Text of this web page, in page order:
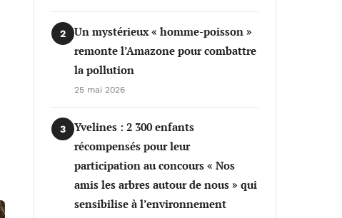
2
Un mystérieux « homme-poisson »
remonte l’Amazone pour combattre
la pollution
25 mai 2026
3
Yvelines : 2 300 enfants
récompensés pour leur
participation au concours « Nos
amis les arbres autour de nous » qui
sensibilise à l’environnement